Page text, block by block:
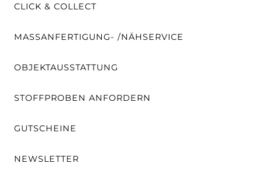
CLICK & COLLECT
MASSANFERTIGUNG- /NÄHSERVICE
OBJEKTAUSSTATTUNG
STOFFPROBEN ANFORDERN
GUTSCHEINE
NEWSLETTER